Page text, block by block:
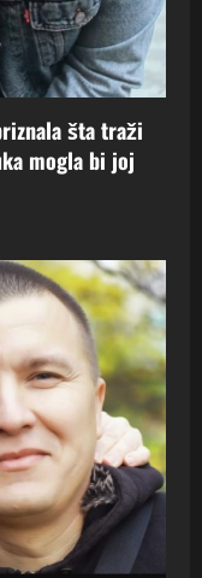
šta traži
mogla bi joj